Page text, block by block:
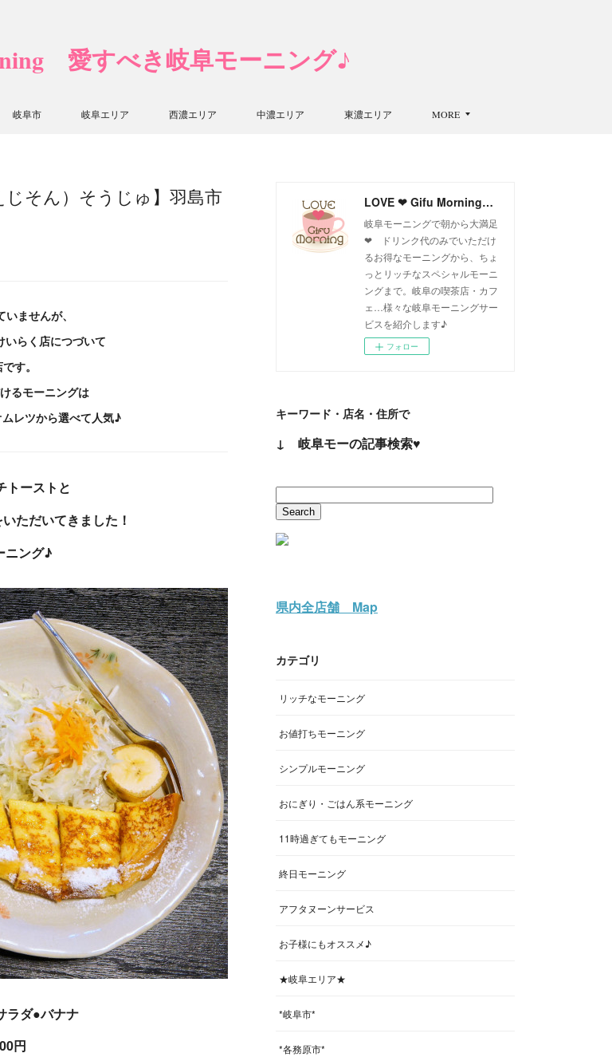
愛すべき岐阜モーニング♪
岐阜市 岐阜エリア 西濃エリア 中濃エリア 東濃エリア MORE
そん）そうじゅ】羽島市
ませんが、
いらく店につづいて
す。
るモーニングは
レツから選べて人気♪
トーストと
ただいてきました！
ニング♪
ラダ●バナナ
円
LOVE ❤ Gifu Morning 愛すべき岐阜モーニング♪
岐阜モーニングで朝から大満足
❤ ドリンク代のみでいただけ
るお得なモーニングから、ちょ
っとリッチなスペシャルモーニ
ングまで。岐阜の喫茶店・カフ
ェ…様々な岐阜モーニングサー
ビスを紹介します♪
フォロー
キーワード・店名・住所で
↓ 岐阜モーの記事検索♥
県内全店舗 Map
カテゴリ
リッチなモーニング
お値打ちモーニング
シンプルモーニング
おにぎり・ごはん系モーニング
11時過ぎてもモーニング
終日モーニング
アフタヌーンサービス
お子様にもオススメ♪
★岐阜エリア★
*岐阜市*
*各務原市*